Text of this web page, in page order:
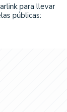
para llevar
públicas: